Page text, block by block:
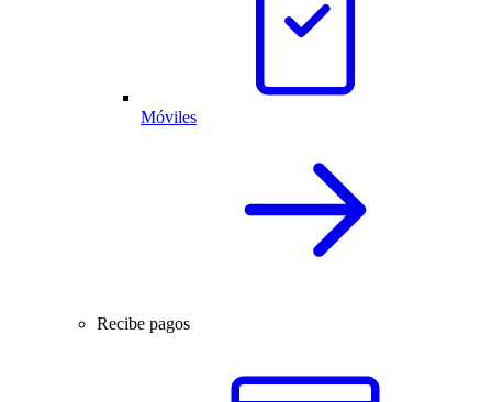
Móviles
Recibe pagos